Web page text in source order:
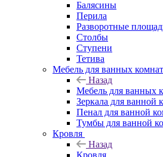
Балясины
Перила
Разворотные
Столбы
Ступени
Тетива
Мебель для ванных комнат
Назад
Мебель для ванных
Зеркала для ванной
Пенал для ванной
Тумбы для ванной
Кровля
Назад
Кровля